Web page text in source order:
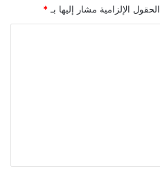
الحقول الإلزامية مشار إليها بـ *